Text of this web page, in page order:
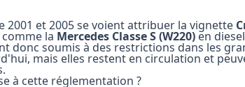
2001 et 2005 se voient attribuer la vignette
la Mercedes Classe S (W220)en
soumis à des restrictions dans les
mais elles restent en circulation et
à cette réglementation ?